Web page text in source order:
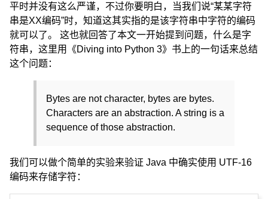
平时并没有这么严谨，不过你要明白，当我们说“某某字符
串是XX编码”时，知道这其实指的是该字符串中字符的编码
就可以了。 这也就回答了本文一开始提到问题，什么是字
符串，这里用《Diving into Python 3》书上的一句话来总结
这个问题：
Bytes are not character, bytes are bytes.
Characters are an abstraction. A string is a
sequence of those abstraction.
我们可以做个简单的实验来验证 Java 中确实使用 UTF-16
编码来存储字符：